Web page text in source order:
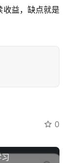
收益，缺点就是
0